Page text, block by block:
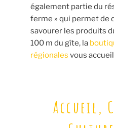
également partie du
ferme » qui permet de
savourer les produits
100 m du gîte, la
régionales vous
Accueil,